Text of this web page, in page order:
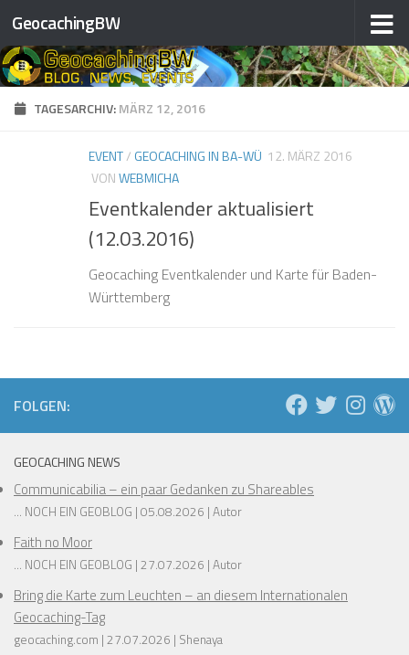
Zum Inhalt springen
GeocachingBW
TAGESARCHIV:MÄRZ 12, 2016
EVENT/ GEOCACHING IN BA-WÜ 12. MÄRZ 2016
VONWEBMICHA
Eventkalender aktualisiert
(12.03.2016)
Geocaching Eventkalender und Karte für Baden-
Württemberg
FOLGEN:
GEOCACHING NEWS
Communicabilia – ein paar Gedanken zu Shareables
... NOCH EIN GEOBLOG 05.08.2026 Autor
Faith no Moor
... NOCH EIN GEOBLOG 27.07.2026 Autor
Bring die Karte zum Leuchten – an diesem Internationalen
Geocaching-Tag
geocaching.com 27.07.2026 Shenaya